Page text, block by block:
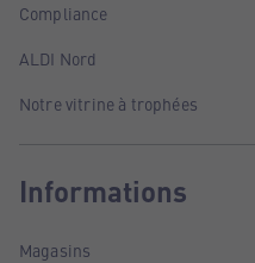
Compliance
ALDI Nord
Notre vitrine à trophées
Informations
Magasins